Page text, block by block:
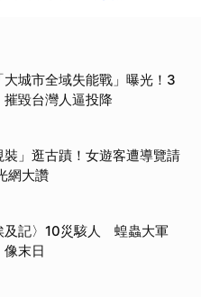
大城市全域失能戰」曝光！3
毀台灣人逼投降
裝」逛古蹟！女遊客遭導覽請
網大讚
及記〉10災駭人 蝗蟲大軍
像末日